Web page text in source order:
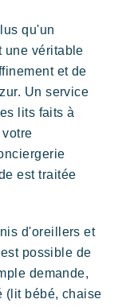
qu'un
une véritable
et de
Un service
lits faits à
est traitée
d'oreillers et
possible de
demande,
(lit bébé, chaise